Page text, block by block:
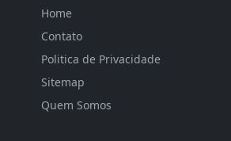
Home
Contato
Politica de Privacidade
Sitemap
Quem Somos